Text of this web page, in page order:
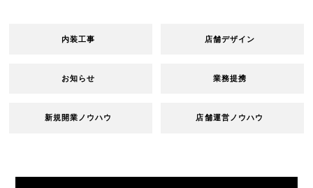
内装工事 店舗デザイン
お知らせ 業務提携
新規開業ノウハウ 店舗運営ノウハウ